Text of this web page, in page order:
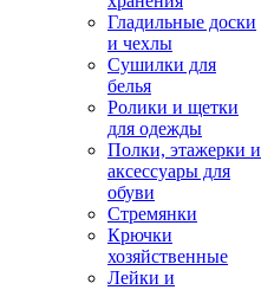
Гладильные доски
и чехлы
Сушилки для
белья
Ролики и щетки
для одежды
Полки, этажерки и
аксессуары для
обуви
Стремянки
Крючки
хозяйственные
Лейки и